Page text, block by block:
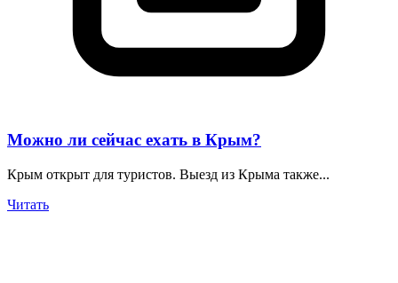
Можно ли сейчас ехать в Крым?
Крым открыт для туристов. Выезд из Крыма также...
Читать